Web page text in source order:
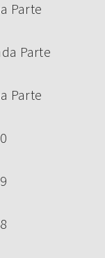
Parte
Parte
Parte